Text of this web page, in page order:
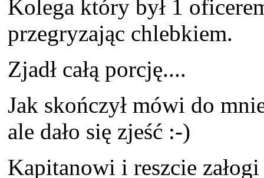
Kolega który był 1
przegryzając chlebkiem.
Zjadł całą porcję....
Jak skończył mówi do
ale dało się zjeść :-)
Kapitanowi i reszcie